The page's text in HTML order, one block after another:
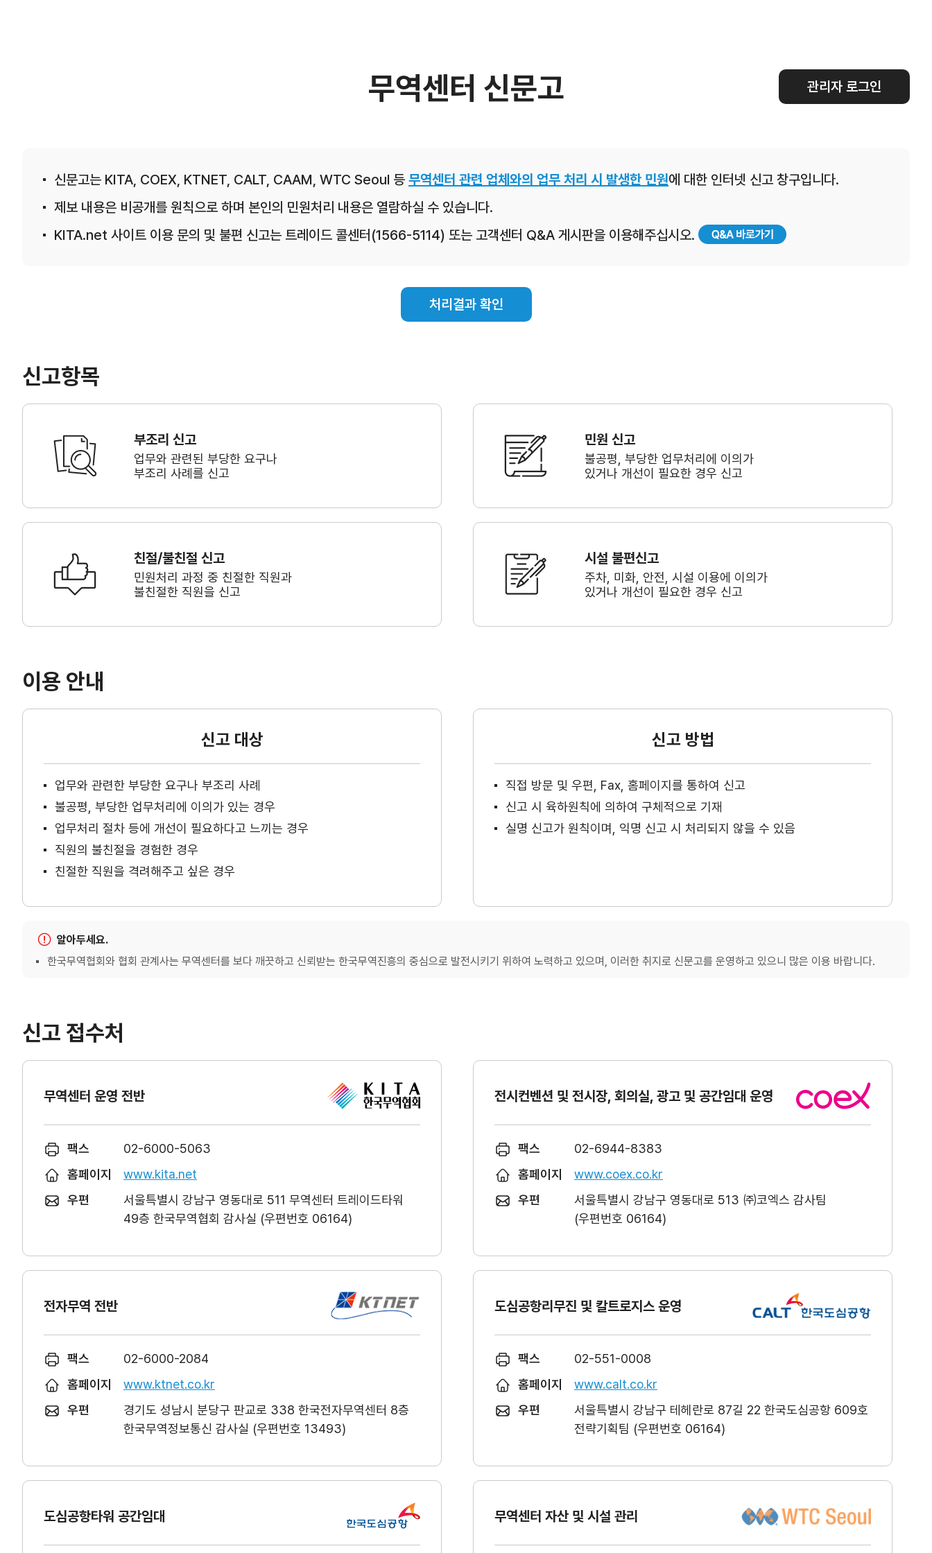
무역센터 신문고 관리자 로그인
신문고는 KITA, COEX, KTNET, CALT, CAAM, WTC Seoul 등 무역센터 관련 업체와의 업무 처리 시 발생한 민원에 대한 인터넷 신고 창구입니다.
제보 내용은 비공개를 원칙으로 하며 본인의 민원처리 내용은 열람하실 수 있습니다.
KITA.net 사이트 이용 문의 및 불편 신고는 트레이드 콜센터(1566-5114) 또는 고객센터 Q&A 게시판을 이용해주십시오.
처리결과 확인
신고항목
부조리 신고
업무와 관련된 부당한 요구나
부조리 사례를 신고
민원 신고
불공평, 부당한 업무처리에 이의가
있거나 개선이 필요한 경우 신고
친절/불친절 신고
민원처리 과정 중 친절한 직원과
불친절한 직원을 신고
시설 불편신고
주차, 미화, 안전, 시설 이용에 이의가
있거나 개선이 필요한 경우 신고
이용 안내
신고 대상
업무와 관련한 부당한 요구나 부조리 사례
불공평, 부당한 업무처리에 이의가 있는 경우
업무처리 절차 등에 개선이 필요하다고 느끼는 경우
직원의 불친절을 경험한 경우
친절한 직원을 격려해주고 싶은 경우
신고 방법
직접 방문 및 우편, Fax, 홈페이지를 통하여 신고
신고 시 육하원칙에 의하여 구체적으로 기재
실명 신고가 원칙이며, 익명 신고 시 처리되지 않을 수 있음
알아두세요.
한국무역협회와 협회 관계사는 무역센터를 보다 깨끗하고 신뢰받는 한국무역진흥의 중심으로 발전시키기 위하여 노력하고 있으며, 이러한 취지로 신문고를 운영하고 있으니 많은 이용 바랍니다.
신고 접수처
무역센터 운영 전반
팩스
02-6000-5063
홈페이지
www.kita.net
우편
서울특별시 강남구 영동대로 511 무역센터 트레이드타워
49층 한국무역협회 감사실 (우편번호 06164)
전시컨벤션 및 전시장, 회의실, 광고 및 공간임대 운영
팩스
02-6944-8383
홈페이지
www.coex.co.kr
우편
서울특별시 강남구 영동대로 513 ㈜코엑스 감사팀
(우편번호 06164)
전자무역 전반
팩스
02-6000-2084
홈페이지
www.ktnet.co.kr
우편
경기도 성남시 분당구 판교로 338 한국전자무역센터 8층
한국무역정보통신 감사실 (우편번호 13493)
도심공항리무진 및 칼트로지스 운영
팩스
02-551-0008
홈페이지
www.calt.co.kr
우편
서울특별시 강남구 테헤란로 87길 22 한국도심공항 609호
전략기획팀 (우편번호 06164)
도심공항타워 공간임대 무역센터 자산 및 시설 관리